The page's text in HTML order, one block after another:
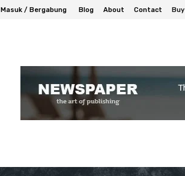
Masuk / Bergabung Blog About Contact